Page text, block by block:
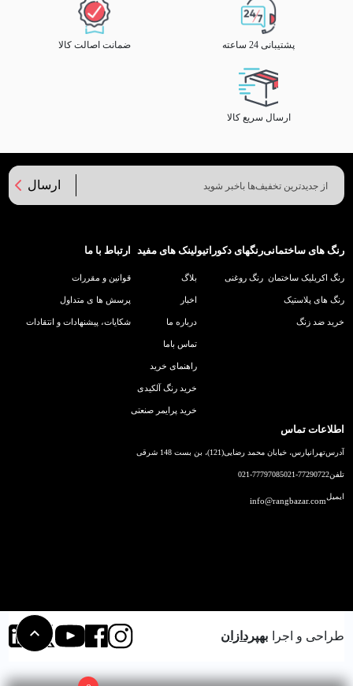
پشتیبانی 24 ساعته ضمانت اصالت کالا
ارسال سریع کالا
ارسال
رنگ های ساختمانی
رنگ اکریلیک ساختمان
رنگ های پلاستیک
خرید ضد زنگ
رنگهای دکوراتیو
رنگ روغنی
لینک های مفید
بلاگ
اخبار
درباره ما
تماس باما
راهنمای خرید
خرید رنگ آلکیدی
خرید پرایمر صنعتی
ارتباط با ما
قوانین و مقررات
پرسش ها ی متداول
شکایات، پیشنهادات و انتقادات
اطلاعات تماس
آدرستهرانپارس، خیابان محمد رضایی(121)، بن بست 148 شرقی
تلفن021-77290722
021-77797085
ایمیلinfo@rangbazar.com
طراحی و اجرا بهپردازان